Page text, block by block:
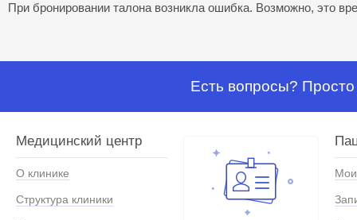
При бронировании талона возникла ошибка. Возможно, это
Есть вопросы?
Медицинский центр
О клинике
Структура клиники